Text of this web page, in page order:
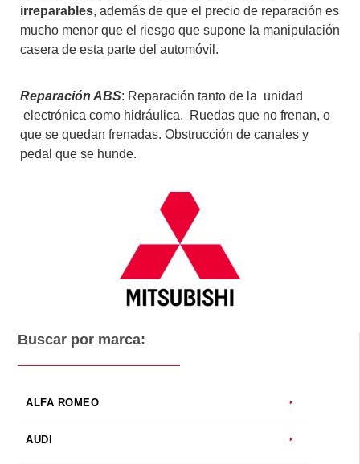
Buscar por marca:
ALFA ROMEO
AUDI
irreparables, además de que el precio de reparación es
mucho menor que el riesgo que supone la manipulación
casera de esta parte del automóvil.
Reparación ABS: Reparación tanto de la unidad
electrónica como hidráulica. Ruedas que no frenan, o
que se quedan frenadas. Obstrucción de canales y
pedal que se hunde.